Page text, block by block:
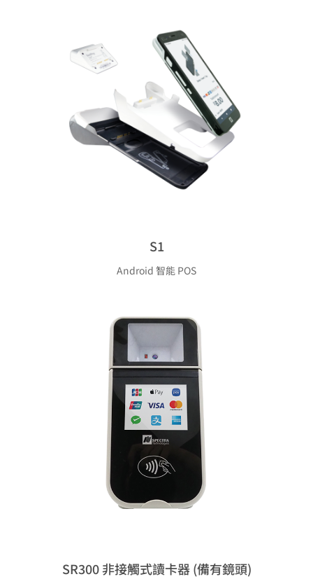
S1
Android 智能 POS
SR300 非接觸式讀卡器 (備有鏡頭)